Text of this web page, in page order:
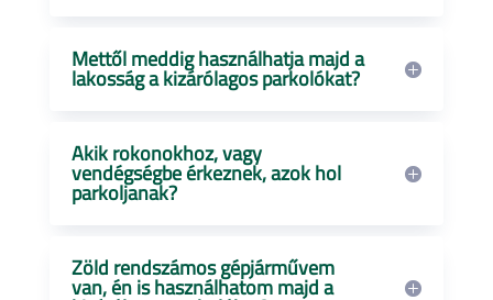
Mettől meddig használhatja majd a
lakosság a kizárólagos parkolókat?
Akik rokonokhoz, vagy
vendégségbe érkeznek, azok hol
parkoljanak?
Zöld rendszámos gépjárművem
van, én is használhatom majd a